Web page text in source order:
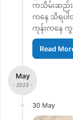
ကသိမ်းဆည်
ကနေ သိရပါ
ကုန်းကနေ ကွ
Read
May
- 2023 -
30 May